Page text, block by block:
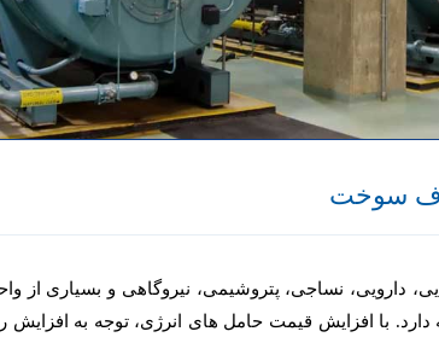
سوخت
دارویی، نساجی، پتروشیمی، نیروگاهی و بسیاری از
با افزایش قیمت حامل های انرژی، توجه به افزایش